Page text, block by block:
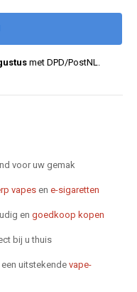
met DPD/PostNL.
voor uw gemak
vapes en e-sigaretten
en goedkoop kopen
bij u thuis
uitstekende vape-